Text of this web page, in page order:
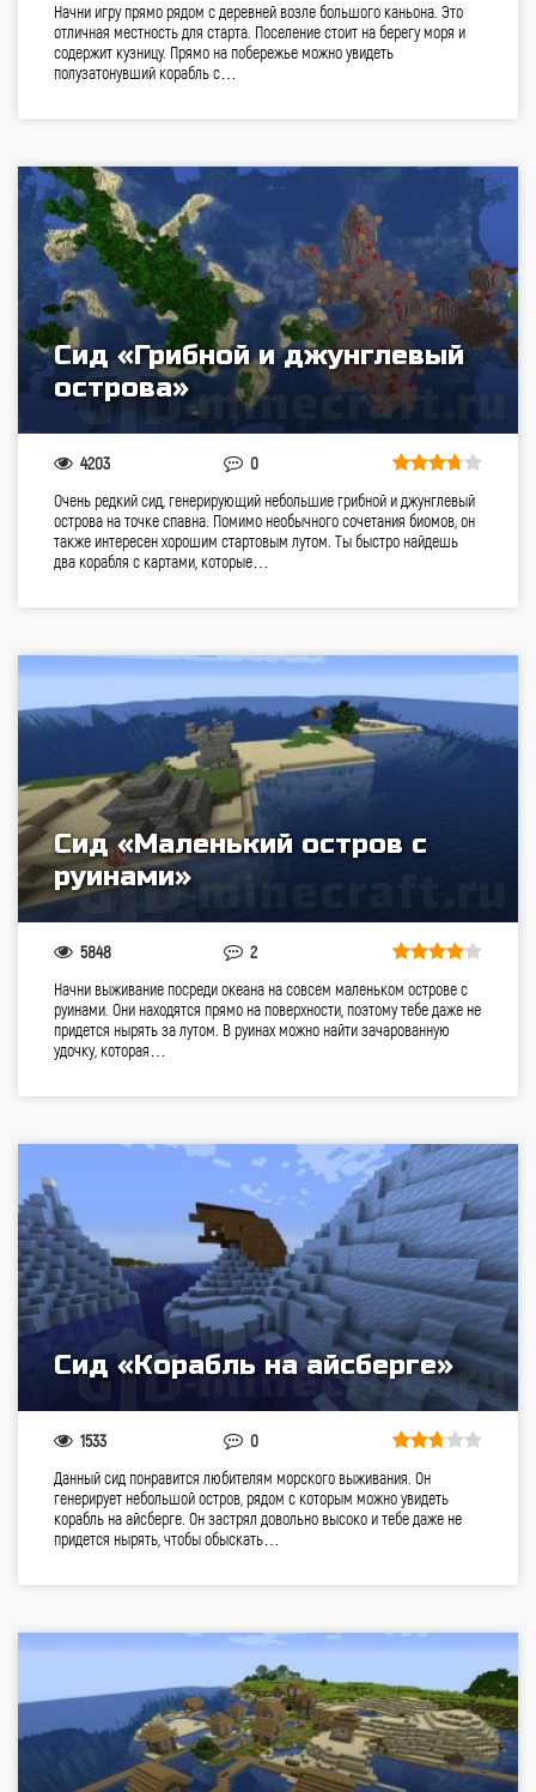
Начни игру прямо рядом с деревней возле большого каньона. Это
отличная местность для старта. Поселение стоит на берегу моря и
содержит кузницу. Прямо на побережье можно увидеть
полузатонувший корабль с…
Сид «Грибной и джунглевый
острова»
4203 0
Очень редкий сид, генерирующий небольшие грибной и джунглевый
острова на точке спавна. Помимо необычного сочетания биомов, он
также интересен хорошим стартовым лутом. Ты быстро найдешь
два корабля с картами, которые…
Сид «Маленький остров с
руинами»
5848 2
Начни выживание посреди океана на совсем маленьком острове с
руинами. Они находятся прямо на поверхности, поэтому тебе даже не
придется нырять за лутом. В руинах можно найти зачарованную
удочку, которая…
Сид «Корабль на айсберге»
1533 0
Данный сид понравится любителям морского выживания. Он
генерирует небольшой остров, рядом с которым можно увидеть
корабль на айсберге. Он застрял довольно высоко и тебе даже не
придется нырять, чтобы обыскать…